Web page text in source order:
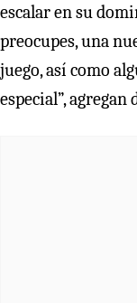
escalar en su
preocupes, una
juego, así como
especial”, agregan